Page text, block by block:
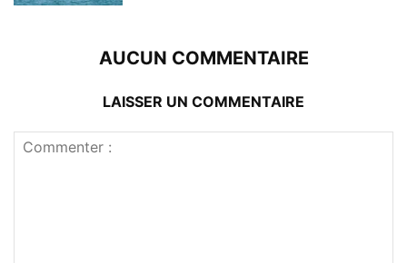
AUCUN COMMENTAIRE
LAISSER UN COMMENTAIRE